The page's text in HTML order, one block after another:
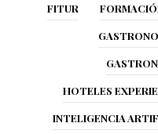
FITUR
HOTELES
INTELIGENCIA